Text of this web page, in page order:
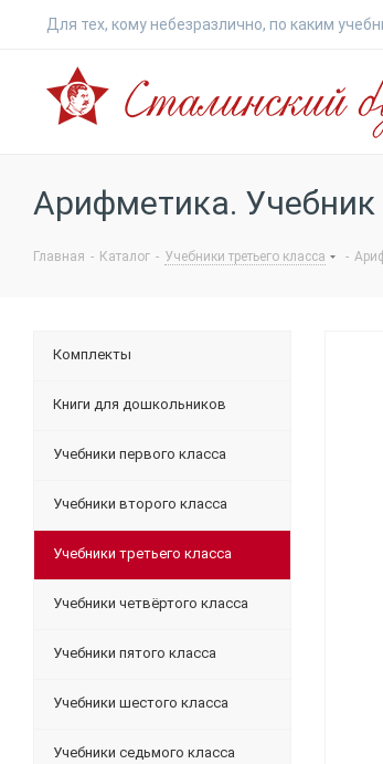
Для тех, кому небезразлично, по каким
Арифметика.
Главная - Каталог - Учебники третьего класса -
Комплекты
Книги для дошкольников
Учебники первого класса
Учебники второго класса
Учебники третьего класса
Учебники четвёртого класса
Учебники пятого класса
Учебники шестого класса
Учебники седьмого класса